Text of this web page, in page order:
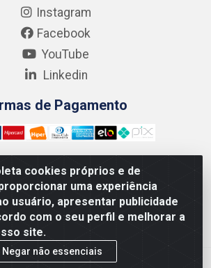
cookies próprios e de
uma experiência
usuário, apresentar publicidade
com o seu perfil e melhorar a
site.
Negar não essenciais
Instagram
Facebook
YouTube
Linkedin
de Pagamento
LTDA - CNPJ 18.217.682/0001-54 -
Cavalcante, 58 - Bultrins, Olinda/PE
- CEP 53320-110